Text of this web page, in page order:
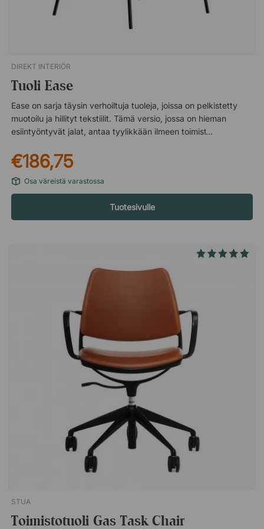
DIREKT INTERIÖR
Tuoli Ease
Ease on sarja täysin verhoiltuja tuoleja, joissa on pelkistetty
muotoilu ja hillityt tekstiilit. Tämä versio, jossa on hieman
esiintyöntyvät jalat, antaa tyylikkään ilmeen toimiston
tuolille ilmavan ilmeen. Hillityt tekstiilit, jotka sopivat moneen
ympäristöön. Tyylikäs muotoilu, joka sopii neuvottelu- ja
kokoustiloihin tai ruokasaliin.
€186,75
Osa väreistä varastossa
Tuotesivulle
STUA
Toimistotuoli Gas Task Chair